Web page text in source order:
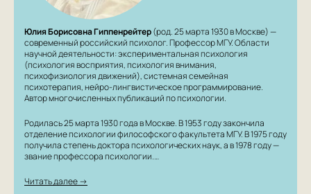
Юлия Борисовна Гиппенрейтер(род. 25 марта 1930 в Москве) —
современный российский психолог. Профессор МГУ. Области
научной деятельности: экспериментальная психология
(психология восприятия, психология внимания,
психофизиология движений), системная семейная
психотерапия, нейро-лингвистическое программирование.
Автор многочисленных публикаций по психологии.
Родилась 25 марта 1930 года в Москве. В 1953 году закончила
отделение психологии философского факультета МГУ. В 1975 году
получила степень доктора психологических наук, а в 1978 году —
звание профессора психологии.…
Читать далее →